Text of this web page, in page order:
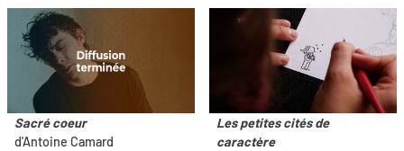
Sacré coeur
d'Antoine Camard
Les petites cités de
caractère